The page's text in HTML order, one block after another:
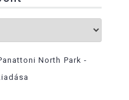
North Park -